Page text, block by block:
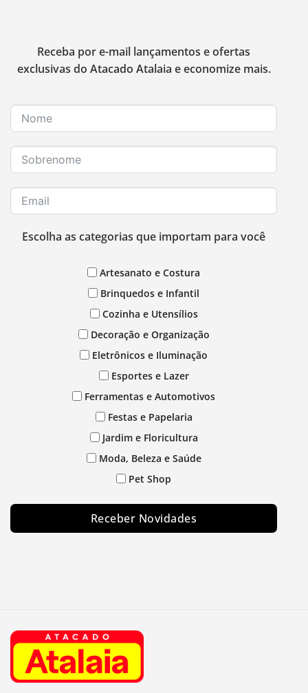
Receba por e-mail lançamentos e ofertas
exclusivas do Atacado Atalaia e economize mais.
Escolha as categorias que importam para você
Artesanato e Costura
Brinquedos e Infantil
Cozinha e Utensílios
Decoração e Organização
Eletrônicos e Iluminação
Esportes e Lazer
Ferramentas e Automotivos
Festas e Papelaria
Jardim e Floricultura
Moda, Beleza e Saúde
Pet Shop
Receber Novidades